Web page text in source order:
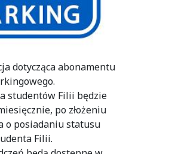
dotycząca abonamentu
studentów Filii będzie
po złożeniu
o posiadaniu statusu
Filii.